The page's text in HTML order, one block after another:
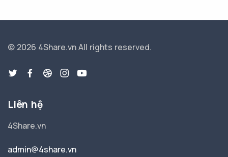
© 2026 4Share.vnAll rights reserved.
Liên hệ
4Share.vn
admin@4share.vn